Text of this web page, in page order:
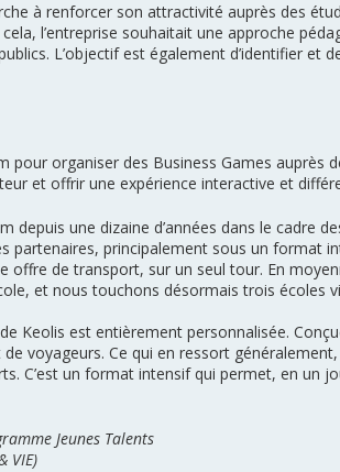
à renforcer son attractivité auprès des
l’entreprise souhaitait une approche
L’objectif est également d’identifier
pour organiser des Business Games
et offrir une expérience interactive et
depuis une dizaine d’années dans le cadre
partenaires, principalement sous un format
offre de transport, sur un seul tour. En
et nous touchons désormais trois écoles
Keolis est entièrement personnalisée.
voyageurs. Ce qui en ressort généralement,
C’est un format intensif qui permet, en un
Jeunes Talents
VIE)